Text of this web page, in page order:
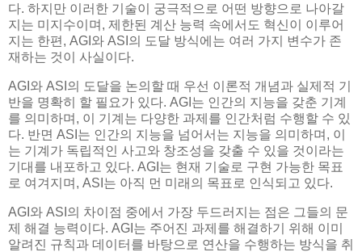
다. 하지만 이러한 기술이 궁극적으로 어떤 방향으로 나아갈
지는 미지수이며, 제한된 계산 능력 속에서도 혁신이 이루어
지는 한편, AGI와 ASI의 도달 방식에는 여러 가지 변수가 존
재하는 것이 사실이다.
AGI와 ASI의 도달을 논의할 때 우선 이론적 개념과 실제적 기
반을 명확히 할 필요가 있다. AGI는 인간의 지능을 갖춘 기계
를 의미하며, 이 기계는 다양한 과제를 인간처럼 수행할 수 있
다. 반면 ASI는 인간의 지능을 넘어서는 지능을 의미하며, 이
는 기계가 독립적인 사고와 창조성을 갖출 수 있을 것이라는
기대를 내포하고 있다. AGI는 현재 기술로 구현 가능한 목표
로 여겨지며, ASI는 아직 먼 미래의 목표로 인식되고 있다.
AGI와 ASI의 차이점 중에서 가장 두드러지는 점은 그들의 문
제 해결 능력이다. AGI는 주어진 과제를 해결하기 위해 이미
알려진 규칙과 데이터를 바탕으로 연산을 수행하는 방식을 취